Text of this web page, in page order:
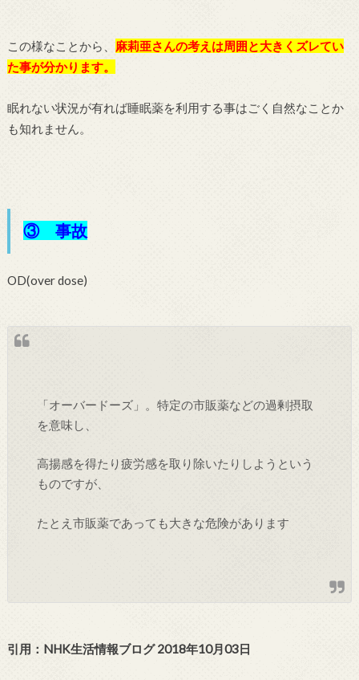
この様なことから、 麻莉亜さんの考えは周囲と大きくズレてい
た事が分かります。
眠れない状況が有れば睡眠薬を利用する事はごく自然なことか
も知れません。
③ 事故
OD(over dose)
「オーバードーズ」。特定の市販薬などの過剰摂取
を意味し、
高揚感を得たり疲労感を取り除いたりしようという
ものですが、
たとえ市販薬であっても大きな危険があります
引用：NHK生活情報ブログ 2018年10月03日